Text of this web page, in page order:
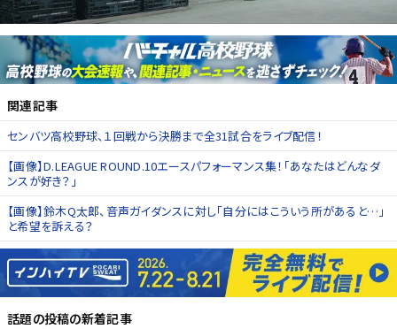
関連記事
センバツ高校野球、１回戦から決勝まで全31試合をライブ配信！
【画像】D.LEAGUE ROUND.10エースパフォーマンス集！「あなたはどんなダ
ンスが好き？」
【画像】鈴木Q太郎、音声ガイダンスに対し「自分にはこういう所があると…」
と希望を訴える？
話題の投稿の新着記事